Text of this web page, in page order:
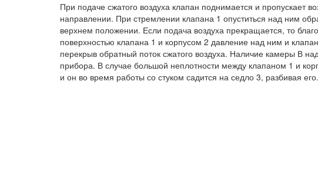
При подаче сжатого воздуха клапан поднимается и пропускает
направлении. При стремлении клапана 1 опуститься над ним
верхнем положении. Если подача воздуха прекращается, то
поверхностью клапана 1 и корпусом 2 давление над ним и
перекрыв обратный поток сжатого воздуха. Наличие камеры В
прибора. В случае большой неплотности между клапаном 1 и
и он во время работы со стуком садится на седло 3, разбивая его.